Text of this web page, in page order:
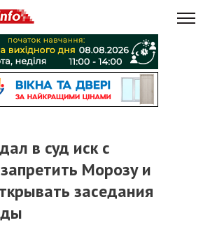
в суд иск с
Морозу и
заседания